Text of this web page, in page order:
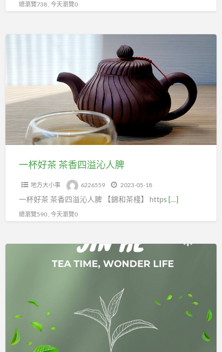
總瀏覽738 , 今天瀏覽0
香
四
溢
沁
一杯好茶 茶香四溢沁人脾
地方大小事 6226559 2023-05-18
一杯好茶 茶香四溢沁人脾 【錦和茶棧】 https […]
總瀏覽590 , 今天瀏覽0
理